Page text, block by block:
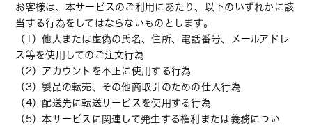
お客様は、本サービスのご利用にあたり、以下のいずれかに該
当する行為をしてはならないものとします。
（1）他人または虚偽の氏名、住所、電話番号、メールアドレ
ス等を使用してのご注文行為
（2）アカウントを不正に使用する行為
（3）製品の転売、その他商取引のための仕入行為
（4）配送先に転送サービスを使用する行為
（5）本サービスに関連して発生する権利または義務につい